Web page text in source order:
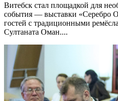
Витебск стал площадкой для
события — выставки «Серебро
гостей с традиционными
Султаната Оман....